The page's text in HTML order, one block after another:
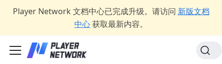
Player Network 文档中心已完成升级。请访问 新版文档
中心获取最新内容。